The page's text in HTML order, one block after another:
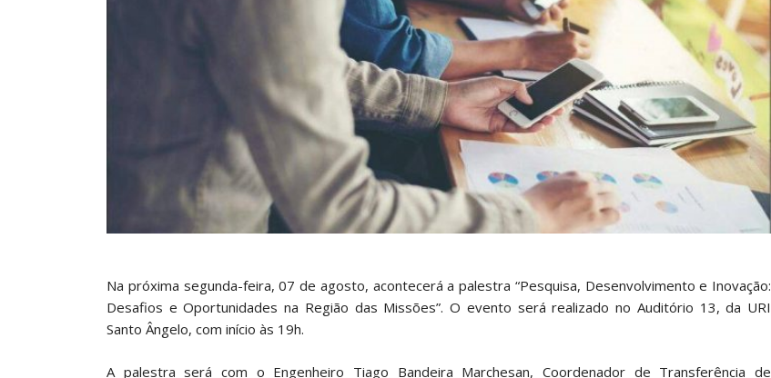
Na próxima segunda-feira, 07 de agosto, acontecerá a palestra “Pesquisa, Desenvolvimento e Inovação:
Desafios e Oportunidades na Região das Missões”. O evento será realizado no Auditório 13, da URI
Santo Ângelo, com início às 19h.
A palestra será com o Engenheiro Tiago Bandeira Marchesan, Coordenador de Transferência de